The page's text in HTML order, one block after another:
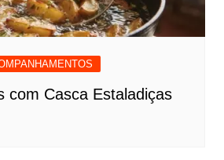
com Casca Estaladiças